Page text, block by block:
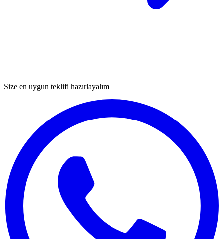
Size en uygun teklifi hazırlayalım